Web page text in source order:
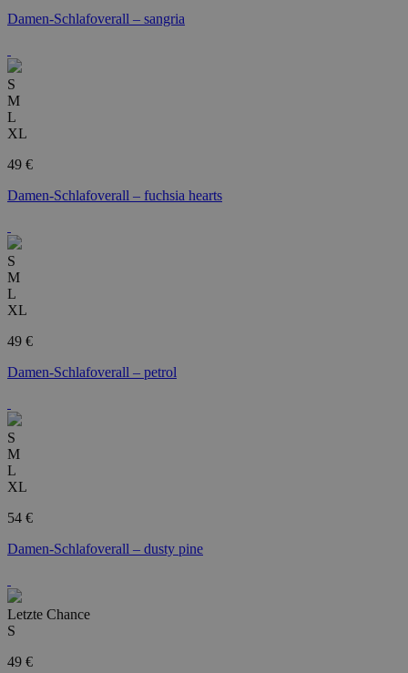
Damen-Schlafoverall – sangria
S
M
L
XL
49 €
Damen-Schlafoverall – fuchsia hearts
S
M
L
XL
49 €
Damen-Schlafoverall – petrol
S
M
L
XL
54 €
Damen-Schlafoverall – dusty pine
Letzte Chance
S
49 €